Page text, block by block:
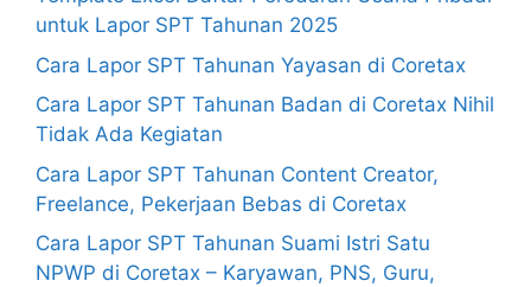
untuk Lapor SPT Tahunan 2025
Cara Lapor SPT Tahunan Yayasan di Coretax
Cara Lapor SPT Tahunan Badan di Coretax Nihil
Tidak Ada Kegiatan
Cara Lapor SPT Tahunan Content Creator,
Freelance, Pekerjaan Bebas di Coretax
Cara Lapor SPT Tahunan Suami Istri Satu
NPWP di Coretax – Karyawan, PNS, Guru,